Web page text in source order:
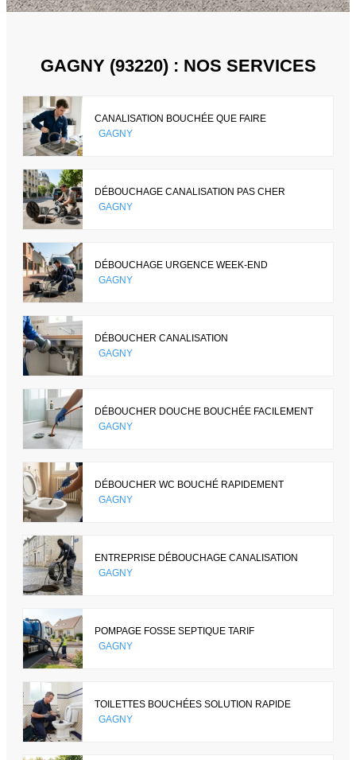
GAGNY (93220) : NOS SERVICES
CANALISATION BOUCHÉE QUE FAIRE
GAGNY
DÉBOUCHAGE CANALISATION PAS CHER
GAGNY
DÉBOUCHAGE URGENCE WEEK-END
GAGNY
DÉBOUCHER CANALISATION
GAGNY
DÉBOUCHER DOUCHE BOUCHÉE FACILEMENT
GAGNY
DÉBOUCHER WC BOUCHÉ RAPIDEMENT
GAGNY
ENTREPRISE DÉBOUCHAGE CANALISATION
GAGNY
POMPAGE FOSSE SEPTIQUE TARIF
GAGNY
TOILETTES BOUCHÉES SOLUTION RAPIDE
GAGNY